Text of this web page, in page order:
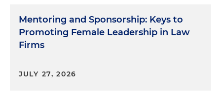
Mentoring and Sponsorship: Keys to
Promoting Female Leadership in Law
Firms
JULY 27, 2026